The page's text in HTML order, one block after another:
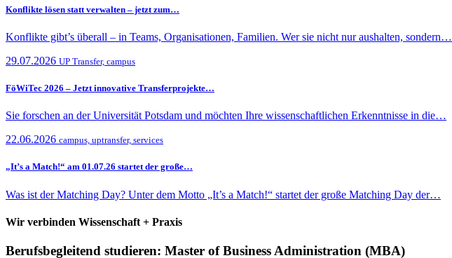
Konflikte lösen statt verwalten – jetzt zum…
Konflikte gibt’s überall – in Teams, Organisationen, Familien. Wer sie nicht nur aushalten, sondern…
29.07.2026 UP Transfer, campus
FöWiTec 2026 – Jetzt innovative Transferprojekte…
Sie forschen an der Universität Potsdam und möchten Ihre wissenschaftlichen Erkenntnisse in die…
22.06.2026 campus, uptransfer, services
„It’s a Match!“ am 01.07.26 startet der große…
Was ist der Matching Day? Unter dem Motto „It’s a Match!“ startet der große Matching Day der…
Wir verbinden Wissenschaft + Praxis
Berufsbegleitend studieren: Master of Business Administration (MBA)